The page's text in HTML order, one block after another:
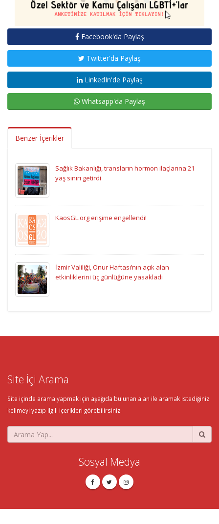
Facebook'da Paylaş
Twitter'da Paylaş
LinkedIn'de Paylaş
Whatsapp'da Paylaş
Benzer İçerikler
Sağlık Bakanlığı, transların hormon ilaçlarına 21
yaş sınırı getirdi
KaosGL.org erişime engellendi!
İzmir Valiliği, Onur Haftası’nın açık alan
etkinliklerini üç günlüğüne yasakladı
Site İçi Arama
Site içinde arama yapmak için aşağıda bulunan alan ile aramak istediğiniz
kelimeyi yazıp ilgili içerikleri görebilirsiniz.
Sosyal Medya